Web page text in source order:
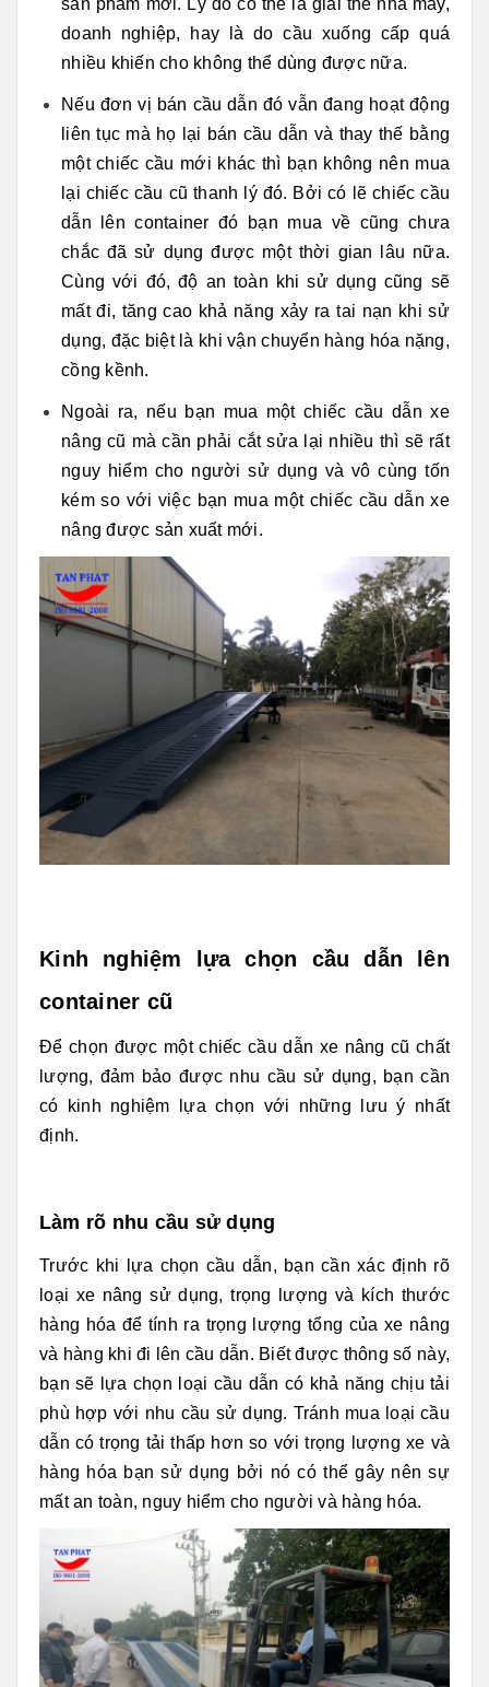
sản phẩm mới. Lý do có thể là giải thể nhà máy,
doanh nghiệp, hay là do cầu xuống cấp quá
nhiều khiến cho không thể dùng được nữa.
Nếu đơn vị bán cầu dẫn đó vẫn đang hoạt động
liên tục mà họ lại bán cầu dẫn và thay thế bằng
một chiếc cầu mới khác thì bạn không nên mua
lại chiếc cầu cũ thanh lý đó. Bởi có lẽ chiếc cầu
dẫn lên container đó bạn mua về cũng chưa
chắc đã sử dụng được một thời gian lâu nữa.
Cùng với đó, độ an toàn khi sử dụng cũng sẽ
mất đi, tăng cao khả năng xảy ra tai nạn khi sử
dụng, đặc biệt là khi vận chuyển hàng hóa nặng,
cồng kềnh.
Ngoài ra, nếu bạn mua một chiếc cầu dẫn xe
nâng cũ mà cần phải cắt sửa lại nhiều thì sẽ rất
nguy hiểm cho người sử dụng và vô cùng tốn
kém so với việc bạn mua một chiếc cầu dẫn xe
nâng được sản xuất mới.
Kinh nghiệm lựa chọn cầu dẫn lên
container cũ
Để chọn được một chiếc cầu dẫn xe nâng cũ chất
lượng, đảm bảo được nhu cầu sử dụng, bạn cần
có kinh nghiệm lựa chọn với những lưu ý nhất
định.
Làm rõ nhu cầu sử dụng
Trước khi lựa chọn cầu dẫn, bạn cần xác định rõ
loại xe nâng sử dụng, trọng lượng và kích thước
hàng hóa để tính ra trọng lượng tổng của xe nâng
và hàng khi đi lên cầu dẫn. Biết được thông số này,
bạn sẽ lựa chọn loại cầu dẫn có khả năng chịu tải
phù hợp với nhu cầu sử dụng. Tránh mua loại cầu
dẫn có trọng tải thấp hơn so với trọng lượng xe và
hàng hóa bạn sử dụng bởi nó có thể gây nên sự
mất an toàn, nguy hiểm cho người và hàng hóa.